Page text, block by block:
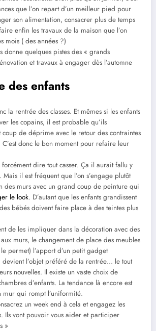
que l’on repart d’un meilleur pied pour
son alimentation, consacrer plus de temps
enfin les travaux de la maison que l’on
mois ( des années ?)
donne quelques pistes des « grands
et travaux à engager dès l’automne
des enfants
la rentrée des classes. Et mêmes si les enfants
les copains, il est probable qu’ils
coup de déprime avec le retour des contraintes
donc le bon moment pour refaire leur
dire tout casser. Ça il aurait fallu y
il est fréquent que l’on s’engage plutôt
des murs avec un grand coup de peinture qui
le look. D’autant que les enfants grandissent
bébés doivent faire place à des teintes plus
de les impliquer dans la décoration avec des
murs, le changement de place des meubles
le permet) l’apport d’un petit gadget
l’objet préféré de la rentrée… le tout
nouvelles. Il existe un vaste choix de
d’enfants. La tendance là encore est
mur qui rompt l’uniformité.
un week end à cela et engagez les
Ils vont pouvoir vous aider et participer
»